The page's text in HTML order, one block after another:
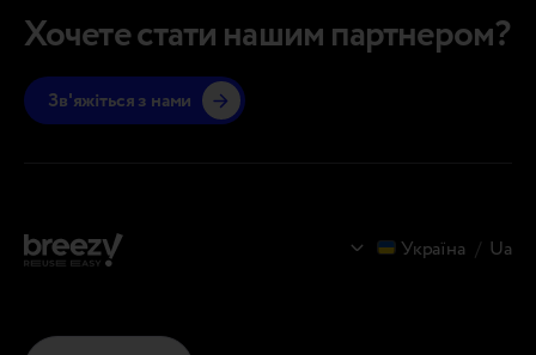
розвитку циркулярної економіки у сфері
пристроїв та сприяє формуванню стандартів,
що визначають екосистему рекоммерсу.
Цьогорічна…
Україна / Ua
Хочете стати нашим партнером?
Зв'яжіться з нами